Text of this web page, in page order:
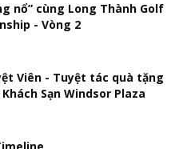
nổ” cùng Long Thành Golf
- Vòng 2
Viên - Tuyệt tác quà tặng
Sạn Windsor Plaza